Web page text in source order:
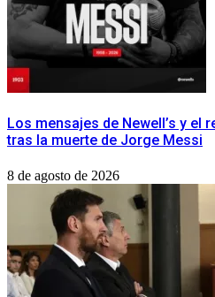
Los mensajes de Newell’s y el
tras la muerte de Jorge Messi
8 de agosto de 2026